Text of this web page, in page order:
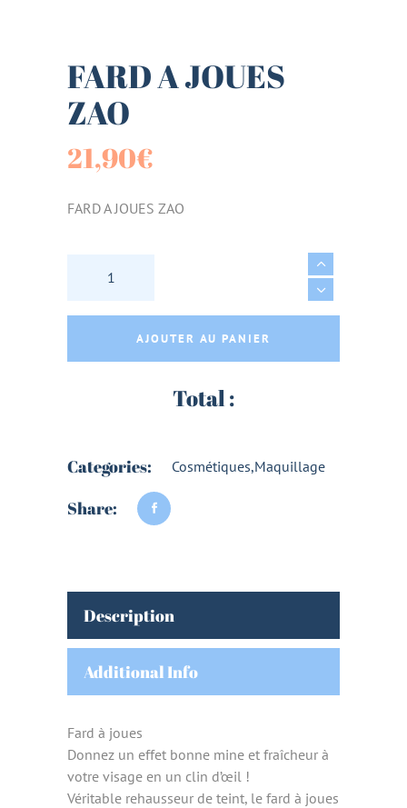
FARD A JOUES
ZAO
21,90€
FARD A JOUES ZAO
AJOUTER AU PANIER
Total :
Categories: Cosmétiques,Maquillage
Share:
Description
Additional Info
Fard à joues
Donnez un effet bonne mine et fraîcheur à
votre visage en un clin d’œil !
Véritable rehausseur de teint, le fard à joues